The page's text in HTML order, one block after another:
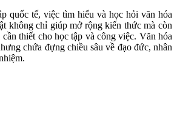
quốc tế, việc tìm hiểu và học hỏi văn hóa
không chỉ giúp mở rộng kiến thức mà còn
thiết cho học tập và công việc. Văn hóa
chứa đựng chiều sâu về đạo đức, nhân